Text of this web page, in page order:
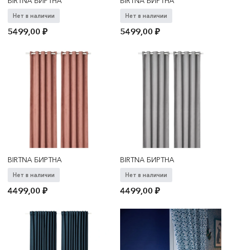
Нет в наличии
5499,00₽
Нет в наличии
5499,00₽
BIRTNA БИРТНА
Нет в наличии
4499,00₽
BIRTNA БИРТНА
Нет в наличии
4499,00₽